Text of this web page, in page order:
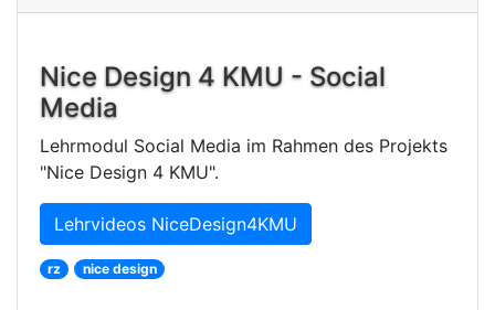
o
Nice Design 4 KMU - Social
Media
Lehrmodul Social Media im Rahmen des Projekts
"Nice Design 4 KMU".
Lehrvideos NiceDesign4KMU
rz nice design